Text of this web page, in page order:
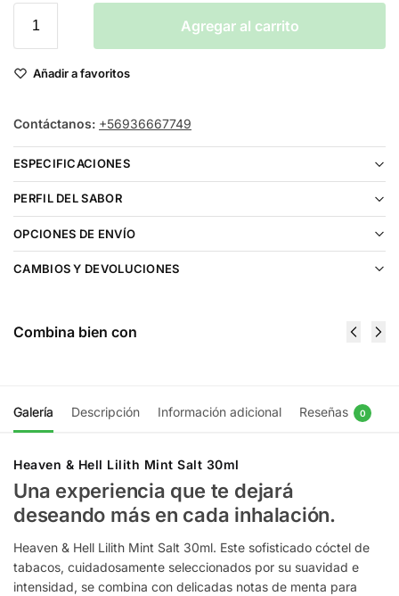
Agregar al carrito
Añadir a favoritos
Contáctanos: +56936667749
ESPECIFICACIONES
PERFIL DEL SABOR
OPCIONES DE ENVÍO
CAMBIOS Y DEVOLUCIONES
Combina bien con
Galería Descripción Información adicional Reseñas 0
Heaven & Hell Lilith Mint Salt 30ml
Una experiencia que te dejará
deseando más en cada inhalación.
Heaven & Hell Lilith Mint Salt 30ml. Este sofisticado cóctel de
tabacos, cuidadosamente seleccionados por su suavidad e
intensidad, se combina con delicadas notas de menta para